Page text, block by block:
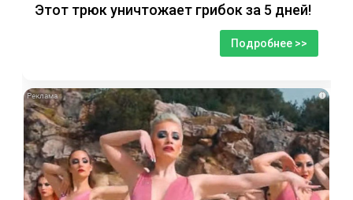
Этот трюк уничтожает грибок за 5 дней!
Подробнее >>
i